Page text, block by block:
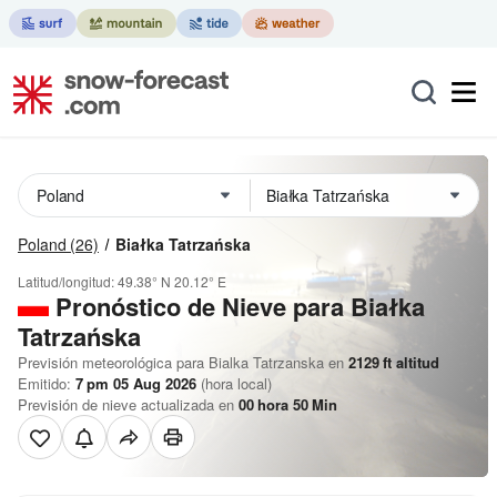
Poland (26) Białka Tatrzańska
Latitud/longitud:49.38° N 20.12° E
Pronóstico de Nieve para Białka
Tatrzańska
Previsión meteorológica para Bialka Tatrzanska en 2129ft altitud
Emitido: 7 pm 05 Aug 2026 (hora local)
Previsión de nieve actualizada en 00hora 50Min